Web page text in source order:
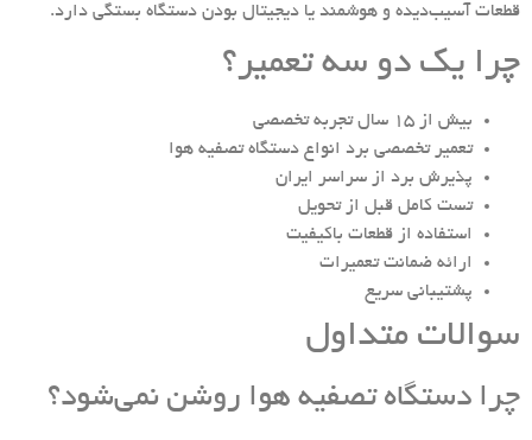
قطعات آسیب‌دیده و هوشمند یا دیجیتال بودن دستگاه بستگی دارد.
چرا یک دو سه تعمیر؟
بیش از 15 سال تجربه تخصصی
تعمیر تخصصی برد انواع دستگاه تصفیه هوا
پذیرش برد از سراسر ایران
تست کامل قبل از تحویل
استفاده از قطعات باکیفیت
ارائه ضمانت تعمیرات
پشتیبانی سریع
سوالات متداول
چرا دستگاه تصفیه هوا روشن نمی‌شود؟